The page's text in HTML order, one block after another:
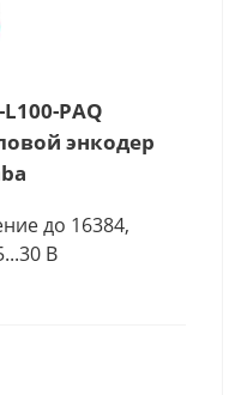
L100-PAQ
энкодер
до 16384,
В